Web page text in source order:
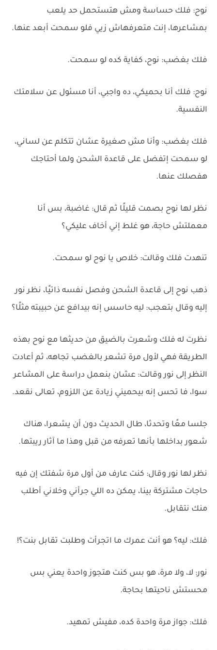
نوح: فلك حساسة ومش هتستحمل حد يلعب
بمشاعرها، إنت متعرفهاش زيي فلو سمحت أبعد عنها.
فلك بغضب: نوح، كفاية كده لو سمحت.
نوح: فلك أنا بحميكي، ده واجبي، أنا مسئول عن سلامتك
النفسية.
فلك بغضب: وأنا مش صغيرة عشان تتكلم عن لساني،
لو سمحت إتفضل على قاعدة الشحن ولما أحتاجك
هفصلك عنها.
نظر لها نوح بصمت قليلًا ثم قال: غاضبة، بس أنا
معملتش حاجة، هو غلط إني أخاف عليكي؟
تنهدت فلك وقالت: خلاص يا نوح لو سمحت.
ذهب نوح إلى قاعدة الشحن وفصل نفسه ذاتيًا، نظر نور
إليه وقال بتعجب: ليه حاسس إنه بيدافع عن حبيبته مثلًا؟
نظرت له فلك وشعرت بالضيق من حديثها مع نوح بهذه
الطريقة فهي لأول مرة تشعر بالغضب تجاهه، ثم أعادت
النظر إلى نور وقالت: عشان بنعمل دراسة على المشاعر
سوا، فا تحس إنه بيحميني زيادة عن اللزوم، تعالى نقعد.
جلسا معًا وتحدثا، طال الحديث دون أن يشعرا، هناك
شعور بداخلها بأنها تعرفه من قبل وهذا ما آثار ريبتها.
نظر لها نور وقال: كنت عارف من أول مرة شفتك إن فيه
حاجات مشتركة بينا، يمكن ده اللي جرأني وخلاني أطلب
منك نتقابل.
فلك: ليه؟ هو أنت عمرك ما اتجرأت وطلبت تقابل بنت؟!
نور: لا، ولا مرة، هو بس كنت هتجوز واحدة يعني بس
محستش ناحيتها بحاجة.
فلك: جواز مرة واحدة كده، مفيش تمهيد.